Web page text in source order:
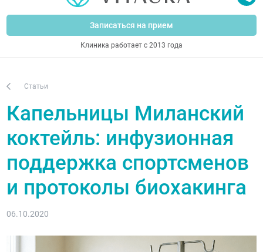
Записаться на прием
Клиника работает с 2013 года
Статьи
Капельницы Миланский
коктейль: инфузионная
поддержка спортсменов
и протоколы биохакинга
06.10.2020